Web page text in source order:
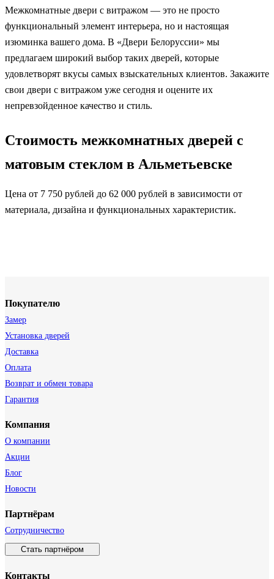
Межкомнатные двери с витражом — это не просто
функциональный элемент интерьера, но и настоящая
изюминка вашего дома. В «Двери Белоруссии» мы
предлагаем широкий выбор таких дверей, которые
удовлетворят вкусы самых взыскательных клиентов. Закажите
свои двери с витражом уже сегодня и оцените их
непревзойденное качество и стиль.
Стоимость межкомнатных дверей с
матовым стеклом в Альметьевске
Цена от 7 750 рублей до 62 000 рублей в зависимости от
материала, дизайна и функциональных характеристик.
Покупателю
Замер
Установка дверей
Доставка
Оплата
Возврат и обмен товара
Гарантия
Компания
О компании
Акции
Блог
Новости
Партнёрам
Сотрудничество
Стать партнёром
Контакты